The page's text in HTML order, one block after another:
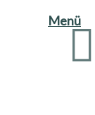
Menü